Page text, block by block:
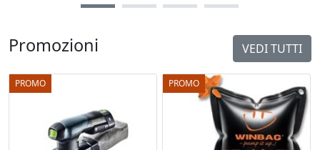
Promozioni VEDI TUTTI
PROMO PROMO